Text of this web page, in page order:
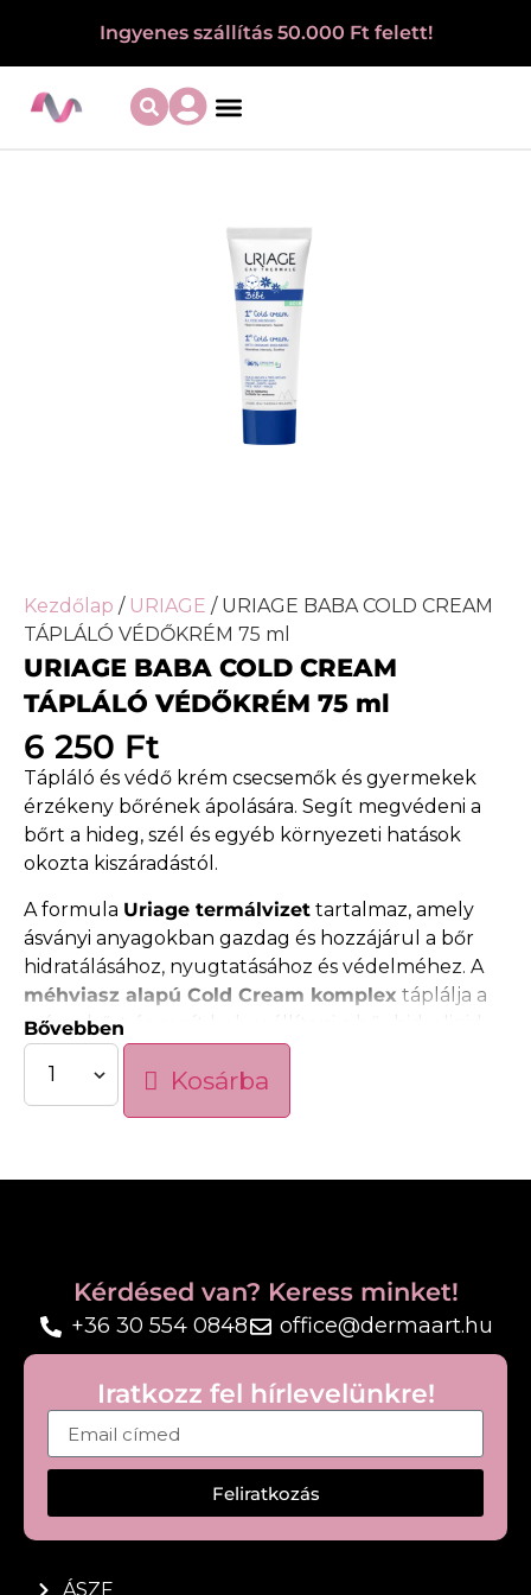
Ingyenes szállítás 50.000 Ft felett!
Kezdőlap / URIAGE / URIAGE BABA COLD CREAM
TÁPLÁLÓ VÉDŐKRÉM 75 ml
URIAGE BABA COLD CREAM
TÁPLÁLÓ VÉDŐKRÉM 75 ml
6 250 Ft
Tápláló és védő krém csecsemők és gyermekek
érzékeny bőrének ápolására. Segít megvédeni a
bőrt a hideg, szél és egyéb környezeti hatások
okozta kiszáradástól.
A formula Uriage termálvizet tartalmaz, amely
ásványi anyagokban gazdag és hozzájárul a bőr
hidratálásához, nyugtatásához és védelméhez. A
méhviasz alapú Cold Cream komplex táplálja a
száraz bőrt és segít helyreállítani a bőr hidrolipid
védőrétegét.
Gazdag, krémes textúrája védőréteget képez a
körülmények között is.
védelmére.
Tulajdonságok:
• Uriage termálvízzel a hidratált bőrért
• Méhviasz alapú Cold Cream komplexszel
• Segít erősíteni a bőr hidrolipid védőrétegét
• Hideg és szeles időjárás esetén is ideális
• Parabén-, illat- és színezékmentes, hipoallergén
Bővebben
Kosárba
Iratkozz fel hírlevelünkre!
Feliratkozás
Kérdésed van? Keress minket!
+36 30 554 0848 office@dermaart.hu
ÁSZF